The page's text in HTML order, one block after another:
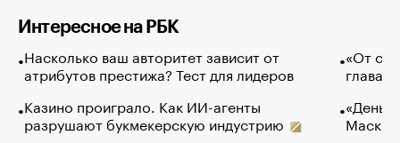
Интересное на РБК
Насколько ваш авторитет зависит от
атрибутов престижа? Тест для лидеров
Казино проиграло. Как ИИ-агенты
разрушают букмекерскую индустрию
«От
глава
Маск в